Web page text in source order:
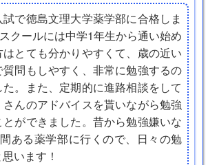
で徳島文理大学薬学部に合格しま
クールには中学1年生から通い始め
はとても分かりやすくて、歳の近い
問もしやすく、非常に勉強するの
。また、定期的に進路相談をして
さんのアドバイスを貰いながら勉強
ができました。昔から勉強嫌いな
ある薬学部に行くので、日々の勉
います！